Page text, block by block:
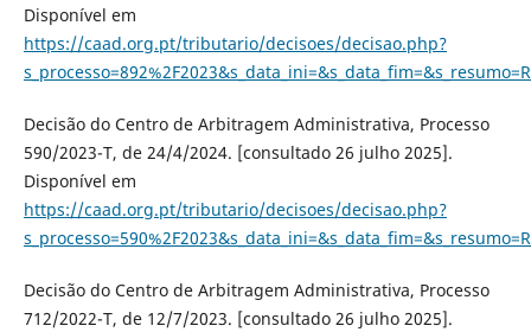
Disponível em
https://caad.org.pt/tributario/decisoes/decisao.php?
Decisão do Centro de Arbitragem Administrativa, Processo
590/2023-T, de 24/4/2024. [consultado 26 julho 2025].
Disponível em
https://caad.org.pt/tributario/decisoes/decisao.php?
Decisão do Centro de Arbitragem Administrativa, Processo
712/2022-T, de 12/7/2023. [consultado 26 julho 2025].